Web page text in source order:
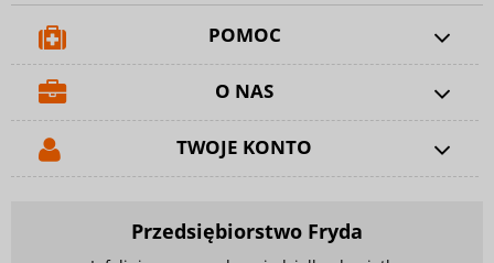
POMOC
O NAS
TWOJE KONTO
Przedsiębiorstwo Fryda